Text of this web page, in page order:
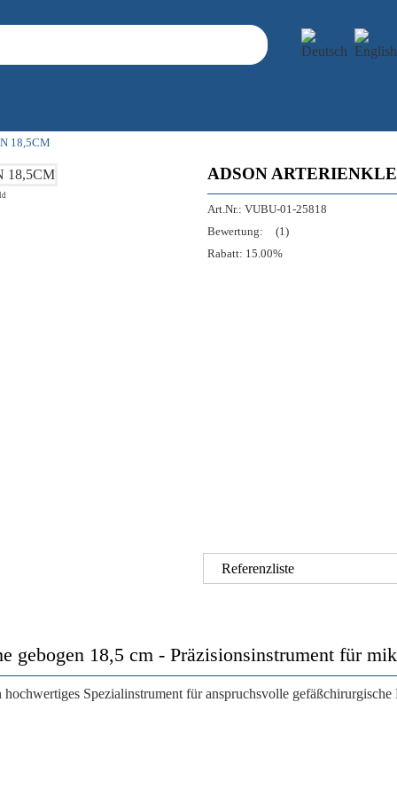
18,5CM
ADSON
Art.Nr.: VUBU-01-25818
Bewertung:
(1)
Rabatt: 15.00%
Referenzliste
gebogen 18,5 cm - Präzisionsinstrument für
Spezialinstrument für anspruchsvolle